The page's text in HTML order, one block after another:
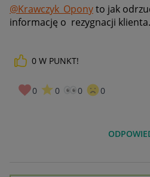
@Krawczyk_Oponyto jak
informację o rezygnacji klienta.
0 W PUNKT!
0 0 0 0